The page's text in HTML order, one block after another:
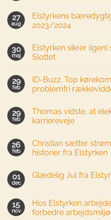
27
aug
Elstyrkens
2023/2024
30
maj
Elstyrken sikrer
Slottet
29
feb
ID-Buzz. Top
problemfri
29
feb
Thomas vidste, at
karriereveje
26
feb
Christian sætter
historier fra Elstyrken
01
dec
Glædelig Jul fra
15
nov
Hos Elstyrken
forbedre